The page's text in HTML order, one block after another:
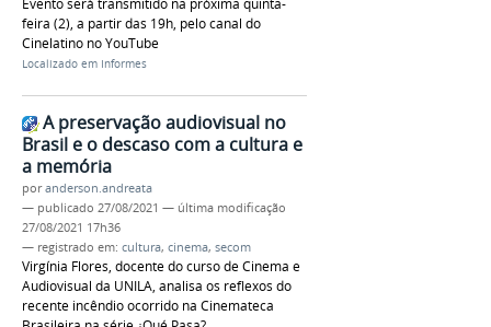
feira (2), a partir das 19h, pelo canal do
Cinelatino no YouTube
Localizado em Informes
A preservação audiovisual no
Brasil e o descaso com a cultura e
a memória
poranderson.andreata
— publicado 27/08/2021 — última modificação
27/08/2021 17h36
— registrado em: cultura, cinema, secom
Virgínia Flores, docente do curso de Cinema e
Audiovisual da UNILA, analisa os reflexos do
recente incêndio ocorrido na Cinemateca